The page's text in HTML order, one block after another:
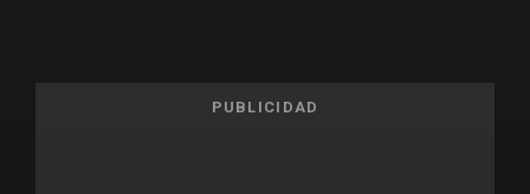
PUBLICIDAD